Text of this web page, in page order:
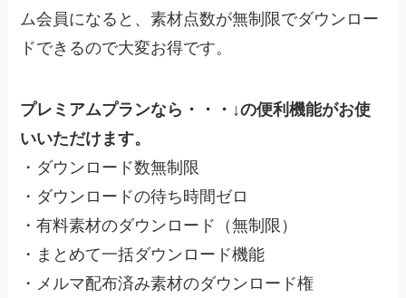
ム会員になると、素材点数が無制限でダウンロー
ドできるので大変お得です。
プレミアムプランなら・・・↓の便利機能がお使
いいただけます。
・ダウンロード数無制限
・ダウンロードの待ち時間ゼロ
・有料素材のダウンロード（無制限）
・まとめて一括ダウンロード機能
・メルマ配布済み素材のダウンロード権